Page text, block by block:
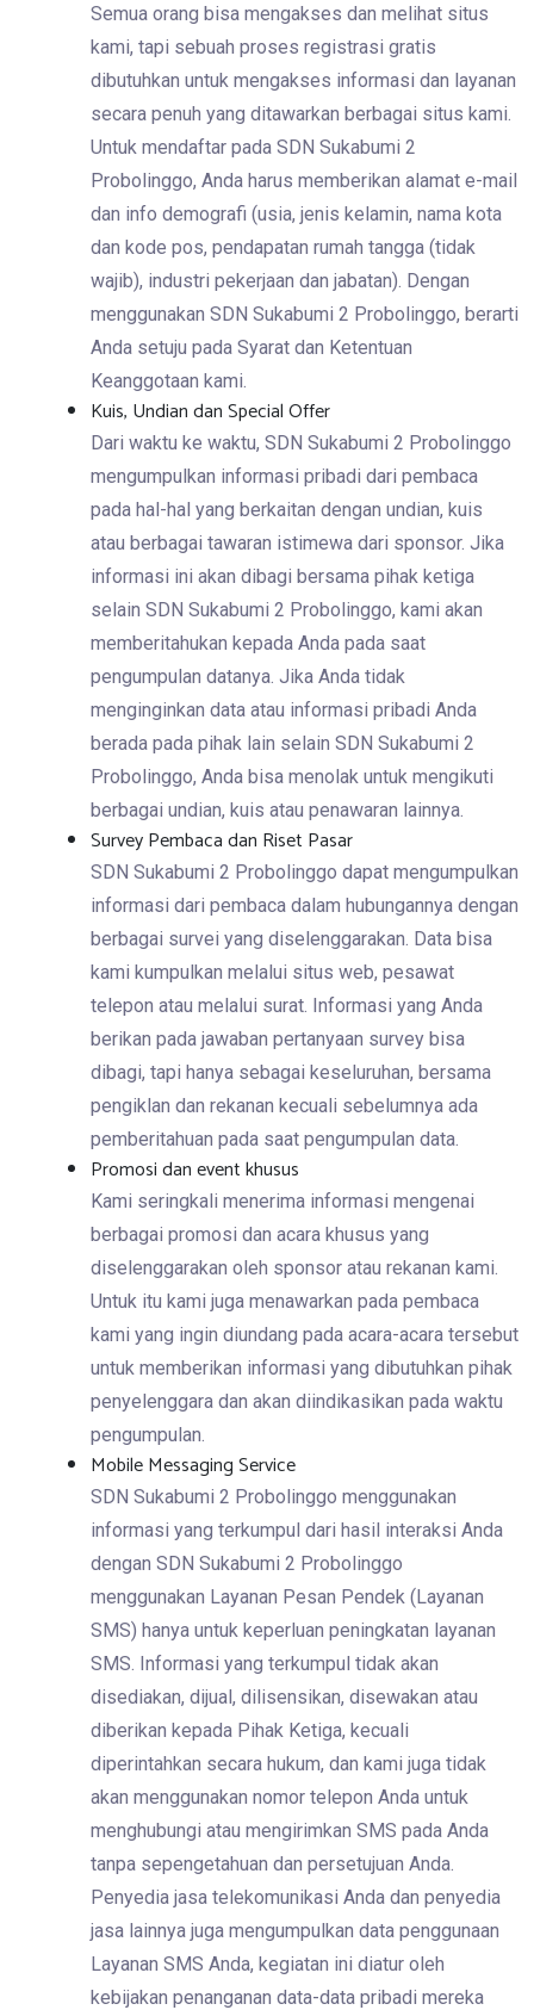
Semua orang bisa mengakses dan melihat situs
kami, tapi sebuah proses registrasi gratis
dibutuhkan untuk mengakses informasi dan layanan
secara penuh yang ditawarkan berbagai situs kami.
Untuk mendaftar pada SDN Sukabumi 2
Probolinggo, Anda harus memberikan alamat e-mail
dan info demografi (usia, jenis kelamin, nama kota
dan kode pos, pendapatan rumah tangga (tidak
wajib), industri pekerjaan dan jabatan). Dengan
menggunakan SDN Sukabumi 2 Probolinggo, berarti
Anda setuju pada Syarat dan Ketentuan
Keanggotaan kami.
Kuis, Undian dan Special Offer
Dari waktu ke waktu, SDN Sukabumi 2 Probolinggo
mengumpulkan informasi pribadi dari pembaca
pada hal-hal yang berkaitan dengan undian, kuis
atau berbagai tawaran istimewa dari sponsor. Jika
informasi ini akan dibagi bersama pihak ketiga
selain SDN Sukabumi 2 Probolinggo, kami akan
memberitahukan kepada Anda pada saat
pengumpulan datanya. Jika Anda tidak
menginginkan data atau informasi pribadi Anda
berada pada pihak lain selain SDN Sukabumi 2
Probolinggo, Anda bisa menolak untuk mengikuti
berbagai undian, kuis atau penawaran lainnya.
Survey Pembaca dan Riset Pasar
SDN Sukabumi 2 Probolinggo dapat mengumpulkan
informasi dari pembaca dalam hubungannya dengan
berbagai survei yang diselenggarakan. Data bisa
kami kumpulkan melalui situs web, pesawat
telepon atau melalui surat. Informasi yang Anda
berikan pada jawaban pertanyaan survey bisa
dibagi, tapi hanya sebagai keseluruhan, bersama
pengiklan dan rekanan kecuali sebelumnya ada
pemberitahuan pada saat pengumpulan data.
Promosi dan event khusus
Kami seringkali menerima informasi mengenai
berbagai promosi dan acara khusus yang
diselenggarakan oleh sponsor atau rekanan kami.
Untuk itu kami juga menawarkan pada pembaca
kami yang ingin diundang pada acara-acara tersebut
untuk memberikan informasi yang dibutuhkan pihak
penyelenggara dan akan diindikasikan pada waktu
pengumpulan.
Mobile Messaging Service
SDN Sukabumi 2 Probolinggo menggunakan
informasi yang terkumpul dari hasil interaksi Anda
dengan SDN Sukabumi 2 Probolinggo
menggunakan Layanan Pesan Pendek (Layanan
SMS) hanya untuk keperluan peningkatan layanan
SMS. Informasi yang terkumpul tidak akan
disediakan, dijual, dilisensikan, disewakan atau
diberikan kepada Pihak Ketiga, kecuali
diperintahkan secara hukum, dan kami juga tidak
akan menggunakan nomor telepon Anda untuk
menghubungi atau mengirimkan SMS pada Anda
tanpa sepengetahuan dan persetujuan Anda.
Penyedia jasa telekomunikasi Anda dan penyedia
jasa lainnya juga mengumpulkan data penggunaan
Layanan SMS Anda, kegiatan ini diatur oleh
kebijakan penanganan data-data pribadi mereka